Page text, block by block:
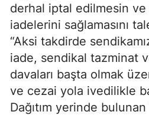
derhal iptal edilmesin
iadelerini sağlamasını
“Aksi takdirde
iade, sendikal tazminat
davaları başta olmak
ve cezai yola ivedilikle
Dağıtım yerinde